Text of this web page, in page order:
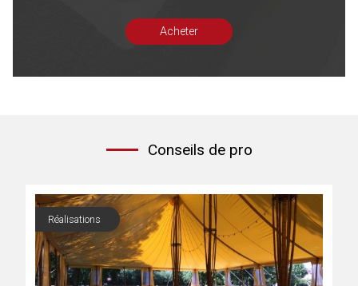
Acheter
Conseils de pro
Réalisations